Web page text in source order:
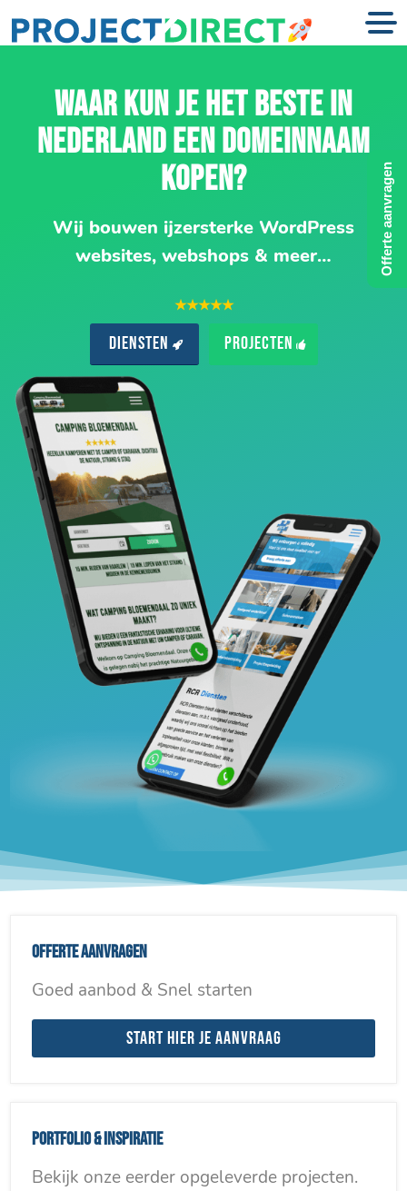
WAAR KUN JE HET BESTE IN
NEDERLAND EEN DOMEINNAAM
KOPEN?
Wij bouwen ijzersterke WordPress
websites, webshops & meer…
★★★★★
Diensten Projecten
Offerte aanvragen
Goed aanbod & Snel starten
Start hier je aanvraag
Portfolio & inspiratie
Bekijk onze eerder opgeleverde projecten.
Offerte aanvragen